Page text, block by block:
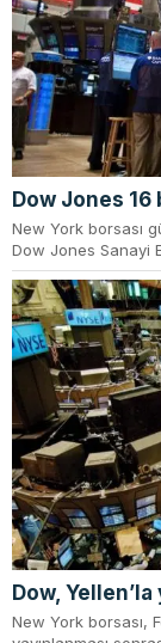
Dow Jones
New York borsası
Dow Jones Sanayi
Dow,
New York borsası,